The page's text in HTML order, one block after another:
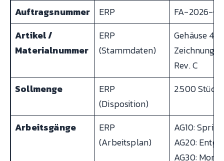
Auftragsnummer
ERP
FA-2026-
Artikel /
Materialnummer
ERP
(Stammdaten)
Gehäuse
Rev. C
Sollmenge
ERP
(Disposition)
2.500 Stück
Arbeitsgänge
ERP
(Arbeitsplan)
AG10:
AG20:
AG30: